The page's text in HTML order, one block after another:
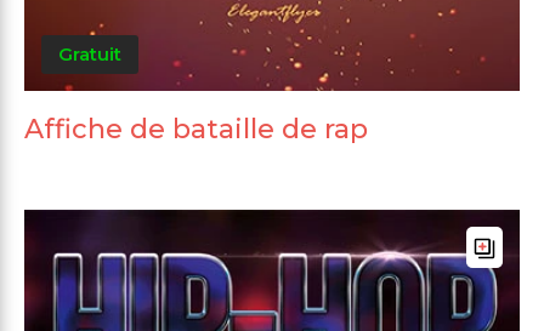
Gratuit
Affiche de bataille de rap